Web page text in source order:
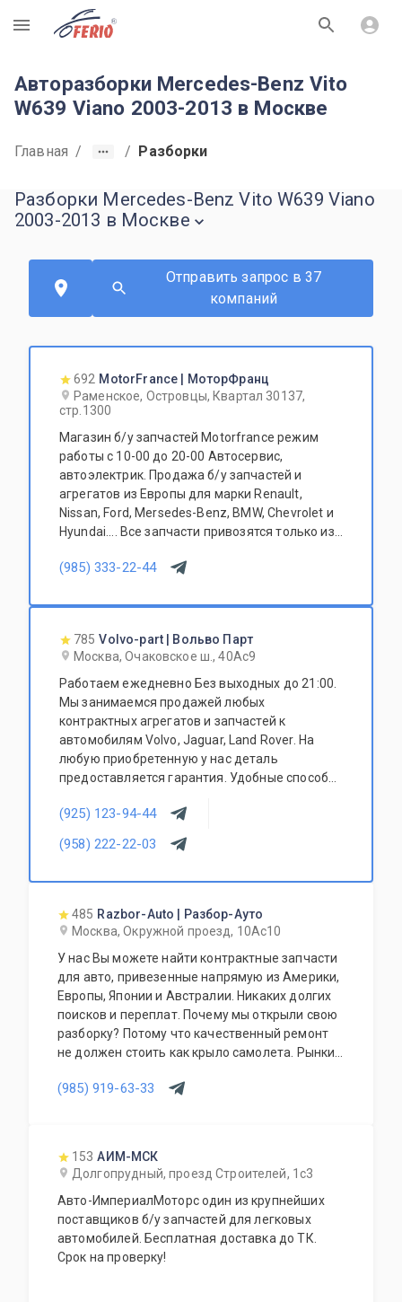
R
Авторазборки Mercedes-Benz Vito
W639 Viano 2003-2013 в Москве
Главная / / Разборки
Разборки Mercedes-Benz Vito W639 Viano
2003-2013 в Москве
Отправить запрос в 37
компаний
692 MotorFrance | МоторФранц
Раменское, Островцы, Квартал 30137,
стр.1300
Магазин б/у запчастей Motorfrance режим
работы с 10-00 до 20-00 Автосервис,
автоэлектрик. Продажа б/у запчастей и
агрегатов из Европы для марки Renault,
Nissan, Ford, Mersedes-Benz, BMW, Chevrolet и
Hyundai.... Все запчасти привозятся только из
(985) 333-22-44
785 Volvo-part | Вольво Парт
Москва, Очаковское ш., 40Ас9
Работаем ежедневно Без выходных до 21:00.
Мы занимаемся продажей любых
контрактных агрегатов и запчастей к
автомобилям Volvo, Jaguar, Land Rover. На
любую приобретенную у нас деталь
предоставляется гарантия. Удобные способы
Доставка запчастей в любую точку СНГ.
Специалисты нашего технического центра с
радостью помогут Вам в ремонте вашего
(925) 123-94-44
(958) 222-22-03
485 Razbor-Auto | Разбор-Ауто
Москва, Окружной проезд, 10Ас10
У нас Вы можете найти контрактные запчасти
для авто, привезенные напрямую из Америки,
Европы, Японии и Австралии. Никаких долгих
поисков и переплат. Почему мы открыли свою
разборку? Потому что качественный ремонт
не должен стоить как крыло самолета. Рынки
отличных доноров с живыми узлами. Мы
(985) 919-63-33
153 АИМ-МСК
Долгопрудный, проезд Строителей, 1с3
Авто-ИмпериалМоторс один из крупнейших
поставщиков б/у запчастей для легковых
автомобилей. Бесплатная доставка до ТК.
Срок на проверку!